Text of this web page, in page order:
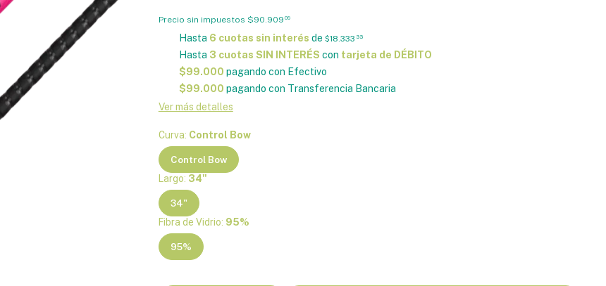
Precio sin impuestos $90.909 09
Hasta 6 cuotas sin interés de $18.333 33
Hasta 3 cuotas SIN INTERÉS con tarjeta de DÉBITO
$99.000 pagando con Efectivo
$99.000 pagando con Transferencia Bancaria
Ver más detalles
Curva: Control Bow
Control Bow
Largo: 34"
34"
Fibra de Vidrio: 95%
95%